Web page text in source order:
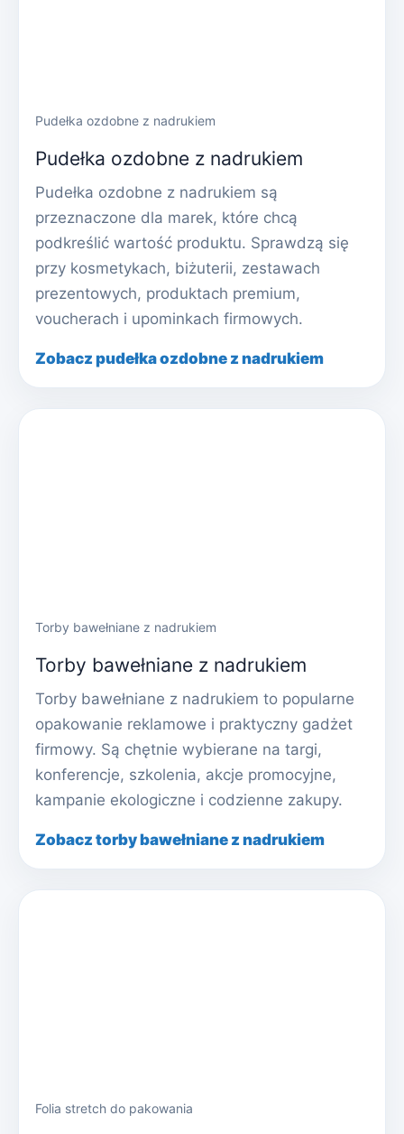
Pudełka ozdobne z nadrukiem
Pudełka ozdobne z nadrukiem
Pudełka ozdobne z nadrukiem są
przeznaczone dla marek, które chcą
podkreślić wartość produktu. Sprawdzą się
przy kosmetykach, biżuterii, zestawach
prezentowych, produktach premium,
voucherach i upominkach firmowych.
Zobacz pudełka ozdobne z nadrukiem
Torby bawełniane z nadrukiem
Torby bawełniane z nadrukiem
Torby bawełniane z nadrukiem to popularne
opakowanie reklamowe i praktyczny gadżet
firmowy. Są chętnie wybierane na targi,
konferencje, szkolenia, akcje promocyjne,
kampanie ekologiczne i codzienne zakupy.
Zobacz torby bawełniane z nadrukiem
Folia stretch do pakowania